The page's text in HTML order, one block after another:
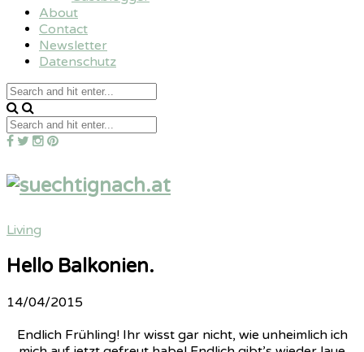
About
Contact
Newsletter
Datenschutz
Living
Hello Balkonien.
14/04/2015
Endlich Frühling! Ihr wisst gar nicht, wie unheimlich ich